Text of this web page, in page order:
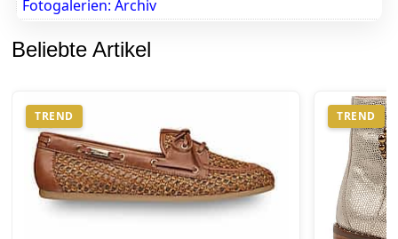
Fotogalerien: Archiv
Beliebte Artikel
TREND TREND